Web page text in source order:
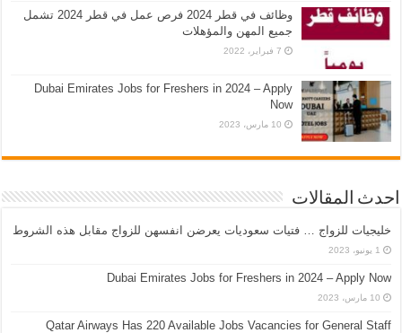
وظائف في قطر 2024 فرص عمل في قطر 2024 تشمل
جميع المهن والمؤهلات
7 فبراير، 2022
Dubai Emirates Jobs for Freshers in 2024 – Apply
Now
10 مارس، 2023
احدث المقالات
خليجيات للزواج … فتيات سعوديات يعرضن انفسهن للزواج مقابل هذه الشروط
1 يونيو، 2023
Dubai Emirates Jobs for Freshers in 2024 – Apply Now
10 مارس، 2023
Qatar Airways Has 220 Available Jobs Vacancies for General Staff